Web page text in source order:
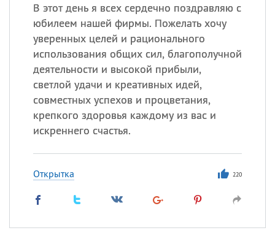
В этот день я всех сердечно поздравляю с
юбилеем нашей фирмы. Пожелать хочу
уверенных целей и рационального
использования общих сил, благополучной
деятельности и высокой прибыли,
светлой удачи и креативных идей,
совместных успехов и процветания,
крепкого здоровья каждому из вас и
искреннего счастья.
Открытка 220